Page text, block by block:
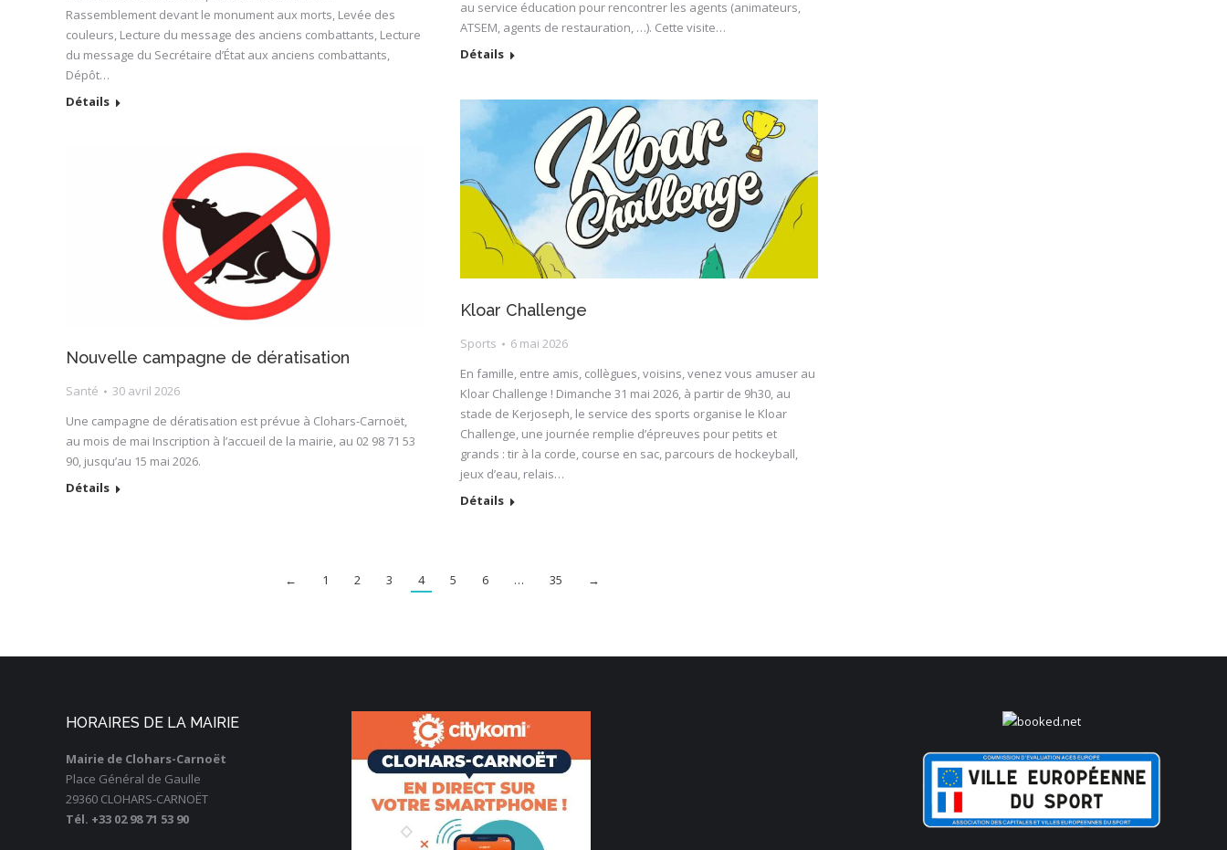
Rassemblement devant le monument aux morts, Levée des
couleurs, Lecture du message des anciens combattants, Lecture
du message du Secrétaire d’État aux anciens combattants,
Dépôt…
Détails
au service éducation pour rencontrer les agents (animateurs,
ATSEM, agents de restauration, …). Cette visite…
Détails
Kloar Challenge
Sports
6 mai 2026
En famille, entre amis, collègues, voisins, venez vous amuser au
Kloar Challenge ! Dimanche 31 mai 2026, à partir de 9h30, au
stade de Kerjoseph, le service des sports organise le Kloar
Challenge, une journée remplie d’épreuves pour petits et
grands : tir à la corde, course en sac, parcours de hockeyball,
jeux d’eau, relais…
Détails
Nouvelle campagne de dératisation
Santé
30 avril 2026
Une campagne de dératisation est prévue à Clohars-Carnoët,
au mois de mai Inscription à l’accueil de la mairie, au 02 98 71 53
90, jusqu’au 15 mai 2026.
Détails
← 1 2 3 4 5 6 … 35 →
HORAIRES DE LA MAIRIE
Mairie de Clohars-Carnoët
Place Général de Gaulle
29360 CLOHARS-CARNOËT
Tél. +33 02 98 71 53 90